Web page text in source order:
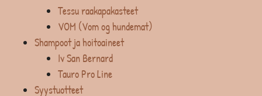
Tessu raakapakasteet
VOM (Vom og hundemat)
Shampoot ja hoitoaineet
Iv San Bernard
Tauro Pro Line
Syystuotteet